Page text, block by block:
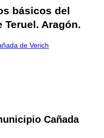
básicos del
Aragón.
de Verich
Cañada